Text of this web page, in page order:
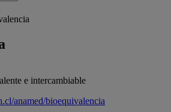
e intercambiable
anamed/bioequivalencia